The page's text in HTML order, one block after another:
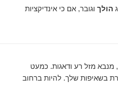
הולך וגובר, אם כי אינדיקציות
מנבא מזל רע ודאגות. כמעט
בשאיפות שלך. להיות ברחוב